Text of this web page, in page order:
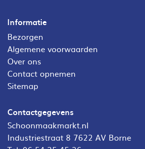
Informatie
Bezorgen
Algemene voorwaarden
Over ons
Contact opnemen
Sitemap
Contactgegevens
Schoonmaakmarkt.nl
Industriestraat 8 7622 AV Borne